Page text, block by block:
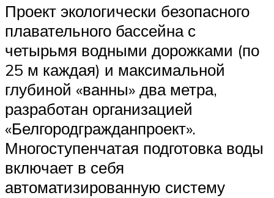
Проект экологически безопасного
плавательного бассейна с
четырьмя водными дорожками (по
25 м каждая) и максимальной
глубиной «ванны» два метра,
разработан организацией
«Белгородгражданпроект».
Многоступенчатая подготовка воды
включает в себя
автоматизированную систему